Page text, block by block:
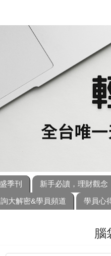
季刊 新手必讀，理財觀念
大解密&學員頻道 學員心
腦袋決